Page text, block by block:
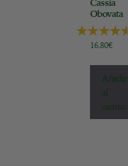
Obovata
16.80€
Añadir
al
carrito